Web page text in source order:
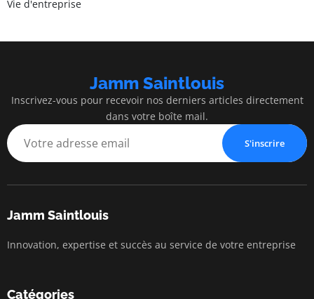
Vie d'entreprise
Jamm Saintlouis
Inscrivez-vous pour recevoir nos derniers articles directement
dans votre boîte mail.
S'inscrire
Jamm Saintlouis
Innovation, expertise et succès au service de votre entreprise
Catégories